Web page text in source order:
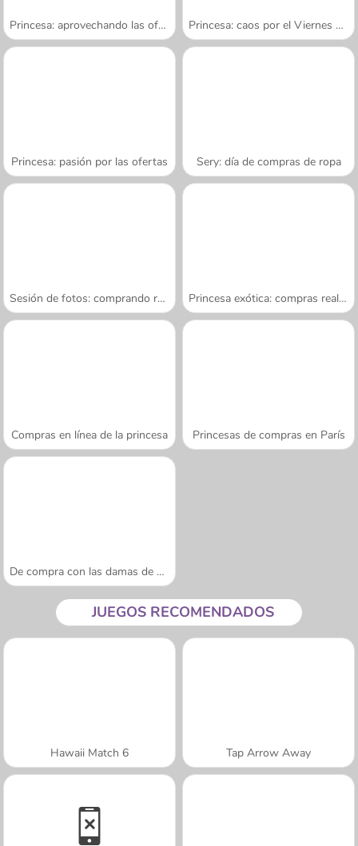
Princesa: aprovechando las ofertas Princesa: caos por el Viernes negro
Princesa: pasión por las ofertas Sery: día de compras de ropa
Sesión de fotos: comprando ropa Princesa exótica: compras reales
Compras en línea de la princesa Princesas de compras en París
De compra con las damas de honor
JUEGOS RECOMENDADOS
Hawaii Match 6 Tap Arrow Away